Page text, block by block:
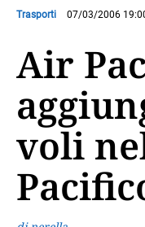
Trasporti 07/03/2006
Air
voli